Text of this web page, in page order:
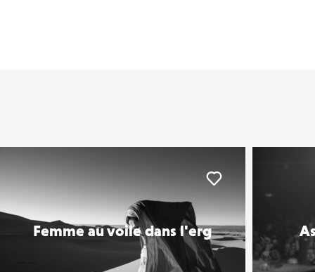
Femme au voile dans l'erg